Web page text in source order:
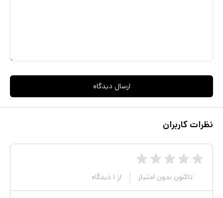
ارسال دیدگاه
نظرات کاربران
تاکنون بدون امتیاز از ۱ دیدگاه